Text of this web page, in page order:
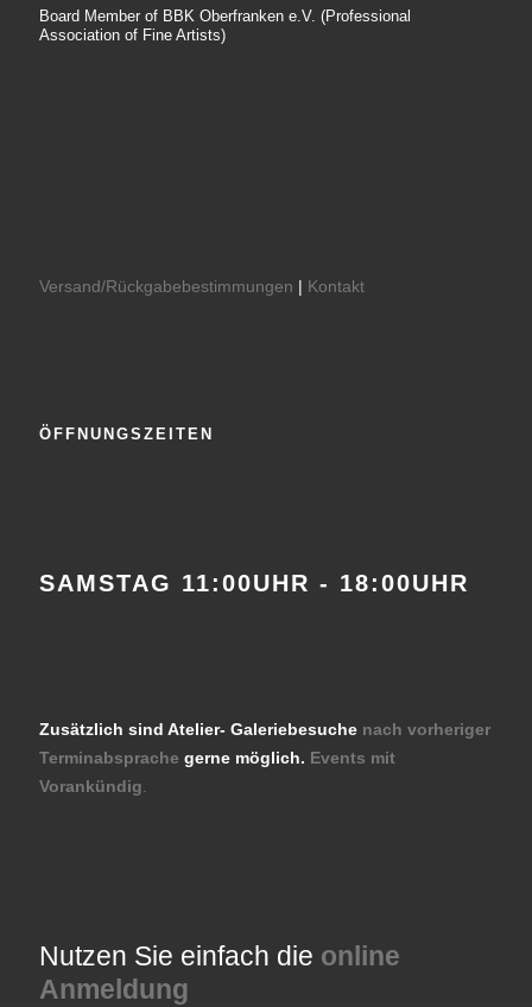
Board Member of BBK Oberfranken e.V. (Professional
Association of Fine Artists)
Versand/Rückgabebestimmungen | Kontakt
ÖFFNUNGSZEITEN
SAMSTAG 11:00UHR - 18:00UHR
Zusätzlich sind Atelier- Galeriebesuche nach vorheriger
Terminabsprache gerne möglich. Events mit
Vorankündig
Nutzen Sie einfach die online
Anmeldung